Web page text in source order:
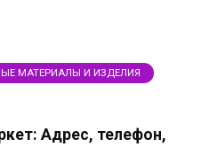
МАТЕРИАЛЫ И ИЗДЕЛИЯ
Адрес, телефон,